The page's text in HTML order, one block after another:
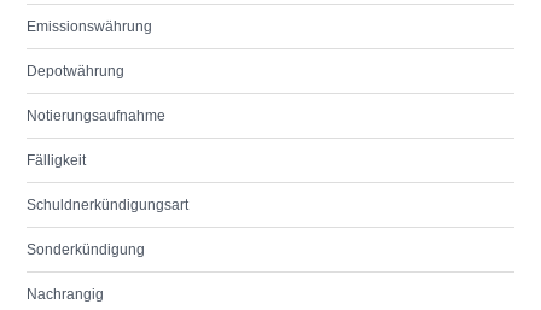
Emissionswährung
Depotwährung
Notierungsaufnahme
Fälligkeit
Schuldnerkündigungsart
Sonderkündigung
Nachrangig